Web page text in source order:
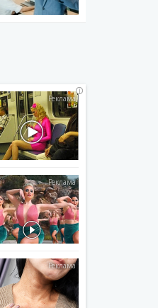
iiii